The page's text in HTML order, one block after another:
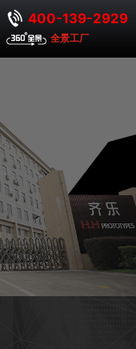
400-139-2929
全景工厂